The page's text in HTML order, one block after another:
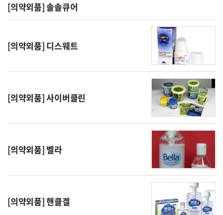
[의약외품] 솔솔큐어
[의약외품] 디스웨트
[의약외품] 사이버클린
[의약외품] 벨라
[의약외품] 핸클겔